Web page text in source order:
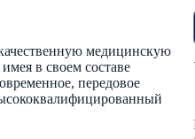
медицинскую
в своем составе
передовое